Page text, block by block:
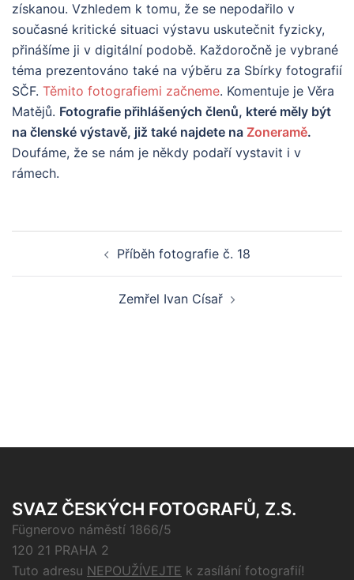
získanou. Vzhledem k tomu, že se nepodařilo v
současné kritické situaci výstavu uskutečnit fyzicky,
přinášíme ji v digitální podobě. Každoročně je vybrané
téma prezentováno také na výběru za Sbírky fotografií
SČF. Těmito fotografiemi začneme. Komentuje je Věra
Matějů. Fotografie přihlášených členů, které měly být
na členské výstavě, již také najdete na Zoneramě.
Doufáme, že se nám je někdy podaří vystavit i v
rámech.
navigation Příběh fotografie č. 18
Zemřel Ivan Císař
SVAZ ČESKÝCH FOTOGRAFŮ, Z.S.
Fügnerovo náměstí 1866/5
120 21 PRAHA 2
Tuto adresu NEPOUŽÍVEJTE k zasílání fotografií!